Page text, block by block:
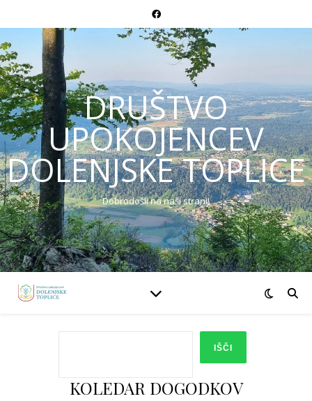
DRUŠTVO
UPOKOJENCEV
DOLENJSKE TOPLICE
Dobrodošli na naši strani!
IŠČI
KOLEDAR DOGODKOV